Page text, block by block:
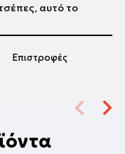
Επιστροφές
αυτό το